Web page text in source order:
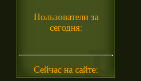
Пользователи за
сегодня:
Сейчас на сайте: